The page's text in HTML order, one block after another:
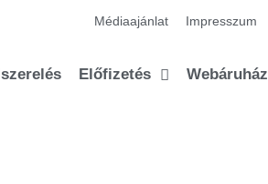
Médiaajánlat Impresszum
Előfizetés Webáruház